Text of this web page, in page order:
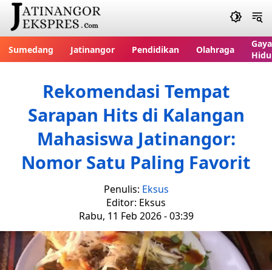
Sumedang Jatinangor Pendidikan Olahraga
Gaya
Rekomendasi Tempat
Sarapan Hits di Kalangan
Mahasiswa Jatinangor:
Nomor Satu Paling Favorit
Penulis: Eksus
Editor: Eksus
Rabu, 11 Feb 2026 - 03:39